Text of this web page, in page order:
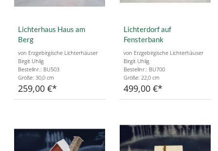
Lichterhaus Haus am
Berg
von Erzgebirgische Lichterhäuser
Birgit Uhlig
Bestellnr.: BU503
Größe: 30,0 cm
259,00 €
Lichterdorf auf
Fensterbank
von Erzgebirgische Lichterhäuser
Birgit Uhlig
Bestellnr.: BU700
Größe: 22,0 cm
499,00 €